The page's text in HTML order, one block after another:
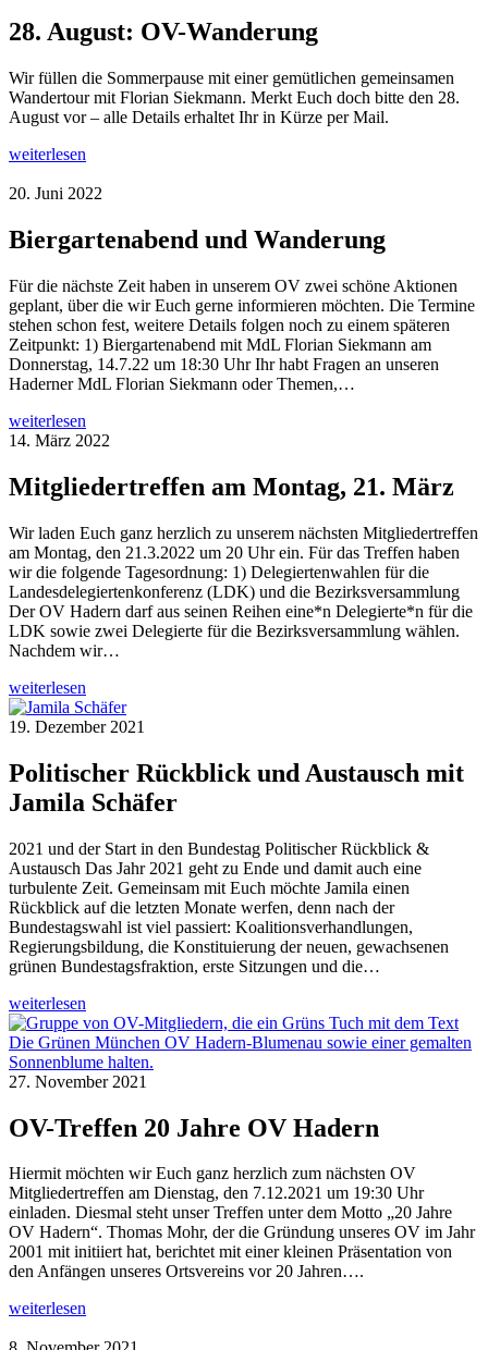
28. August: OV-Wanderung
Wir füllen die Sommerpause mit einer gemütlichen gemeinsamen
Wandertour mit Florian Siekmann. Merkt Euch doch bitte den 28.
August vor – alle Details erhaltet Ihr in Kürze per Mail.
weiterlesen
20. Juni 2022
Biergartenabend und Wanderung
Für die nächste Zeit haben in unserem OV zwei schöne Aktionen
geplant, über die wir Euch gerne informieren möchten. Die Termine
stehen schon fest, weitere Details folgen noch zu einem späteren
Zeitpunkt: 1) Biergartenabend mit MdL Florian Siekmann am
Donnerstag, 14.7.22 um 18:30 Uhr Ihr habt Fragen an unseren
Haderner MdL Florian Siekmann oder Themen,…
weiterlesen
14. März 2022
Mitgliedertreffen am Montag, 21. März
Wir laden Euch ganz herzlich zu unserem nächsten Mitgliedertreffen
am Montag, den 21.3.2022 um 20 Uhr ein. Für das Treffen haben
wir die folgende Tagesordnung: 1) Delegiertenwahlen für die
Landesdelegiertenkonferenz (LDK) und die Bezirksversammlung
Der OV Hadern darf aus seinen Reihen eine*n Delegierte*n für die
LDK sowie zwei Delegierte für die Bezirksversammlung wählen.
Nachdem wir…
weiterlesen
19. Dezember 2021
Politischer Rückblick und Austausch mit
Jamila Schäfer
2021 und der Start in den Bundestag Politischer Rückblick &
Austausch Das Jahr 2021 geht zu Ende und damit auch eine
turbulente Zeit. Gemeinsam mit Euch möchte Jamila einen
Rückblick auf die letzten Monate werfen, denn nach der
Bundestagswahl ist viel passiert: Koalitionsverhandlungen,
Regierungsbildung, die Konstituierung der neuen, gewachsenen
grünen Bundestagsfraktion, erste Sitzungen und die…
weiterlesen
27. November 2021
OV-Treffen 20 Jahre OV Hadern
Hiermit möchten wir Euch ganz herzlich zum nächsten OV
Mitgliedertreffen am Dienstag, den 7.12.2021 um 19:30 Uhr
einladen. Diesmal steht unser Treffen unter dem Motto „20 Jahre
OV Hadern“. Thomas Mohr, der die Gründung unseres OV im Jahr
2001 mit initiiert hat, berichtet mit einer kleinen Präsentation von
den Anfängen unseres Ortsvereins vor 20 Jahren….
weiterlesen